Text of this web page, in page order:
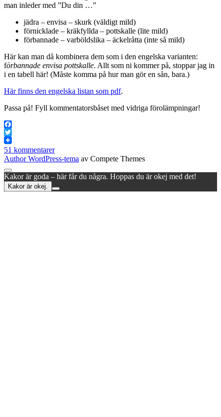
man inleder med ”Du din …”
jädra – envisa – skurk (väldigt mild)
förnicklade – kräkfyllda – pottskalle (lite mild)
förbannade – varböldslika – äckelråtta (inte så mild)
Här kan man då kombinera dem som i den engelska varianten:
förbannade envisa pottskalle. Allt som ni kommer på, stoppar jag in
i en tabell här! (Måste komma på hur man gör en sån, bara.)
Här finns den engelska listan som pdf.
Passa på! Fyll kommentatorsbåset med vidriga förolämpningar!
Facebook
Twitter
51 kommentarer
Author WordPress-tema av Compete Themes
Rulla
till
toppen
Kakor är goda – här får du några. Hoppas du är okej med det!
Kakor är okej.